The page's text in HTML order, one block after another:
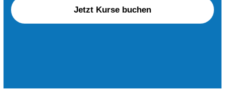
Jetzt Kurse buchen